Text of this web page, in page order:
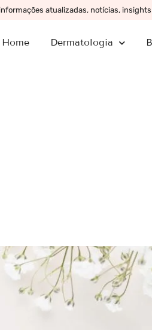
atualizadas, notícias,
Home Dermatologia